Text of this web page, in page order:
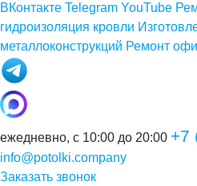
ВКонтакте Telegram YouTube
гидроизоляция кровли
металлоконструкций Ремонт
ежедневно, с 10:00 до 20:00 +7
info@potolki.company
Заказать звонок